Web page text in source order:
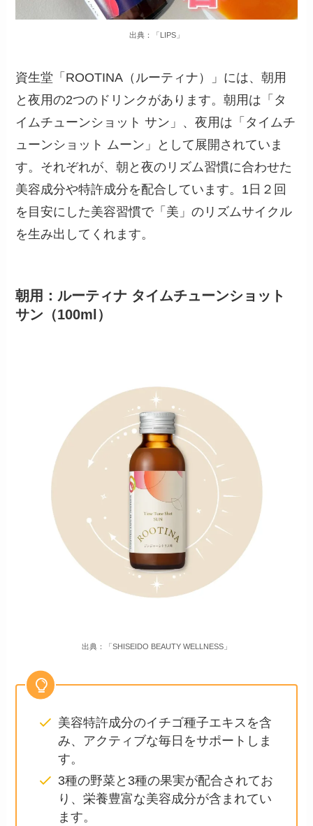
出典：「LIPS」
資生堂「ROOTINA（ルーティナ）」には、朝用
と夜用の2つのドリンクがあります。朝用は「タ
イムチューンショット サン」、夜用は「タイムチ
ューンショット ムーン」として展開されていま
す。それぞれが、朝と夜のリズム習慣に合わせた
美容成分や特許成分を配合しています。1日２回
を目安にした美容習慣で「美」のリズムサイクル
を生み出してくれます。
朝用：ルーティナ タイムチューンショット
サン（100ml）
出典：「SHISEIDO BEAUTY WELLNESS」
美容特許成分のイチゴ種子エキスを含
み、アクティブな毎日をサポートしま
す。
3種の野菜と3種の果実が配合されてお
り、栄養豊富な美容成分が含まれてい
ます。